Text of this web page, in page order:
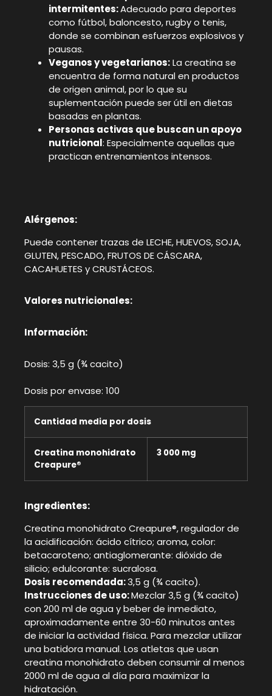
intermitentes:Adecuado para deportes
como fútbol, baloncesto, rugby o tenis,
donde se combinan esfuerzos explosivos y
pausas.
Veganos y vegetarianos:La creatina se
encuentra de forma natural en productos
de origen animal, por lo que su
suplementación puede ser útil en dietas
basadas en plantas.
Personas activas que buscan un apoyo
nutricional: Especialmente aquellas que
practican entrenamientos intensos.
Alérgenos:
Puede contener trazas de LECHE, HUEVOS, SOJA,
GLUTEN, PESCADO, FRUTOS DE CÁSCARA,
CACAHUETES y CRUSTÁCEOS.
Valores nutricionales:
Información:
Dosis: 3,5 g (¾ cacito)
Dosis por envase: 100
Cantidad media por dosis
Creatina monohidrato
Creapure®
3 000 mg
Ingredientes:
Creatina monohidrato Creapure®, regulador de
la acidificación: ácido cítrico; aroma, color:
betacaroteno; antiaglomerante: dióxido de
silicio; edulcorante: sucralosa.
Dosis recomendada:3,5 g (¾ cacito).
Instrucciones de uso:Mezclar 3,5 g (¾ cacito)
con 200 ml de agua y beber de inmediato,
aproximadamente entre 30-60 minutos antes
de iniciar la actividad física. Para mezclar utilizar
una batidora manual. Los atletas que usan
creatina monohidrato deben consumir al menos
2000 ml de agua al día para maximizar la
hidratación.